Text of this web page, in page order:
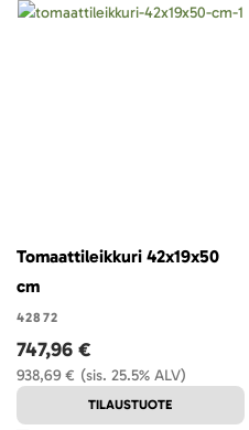
Tomaattileikkuri 42x19x50
cm
42872
(sis. 25.5% ALV)
938,69 €
747,96 €
TILAUSTUOTE